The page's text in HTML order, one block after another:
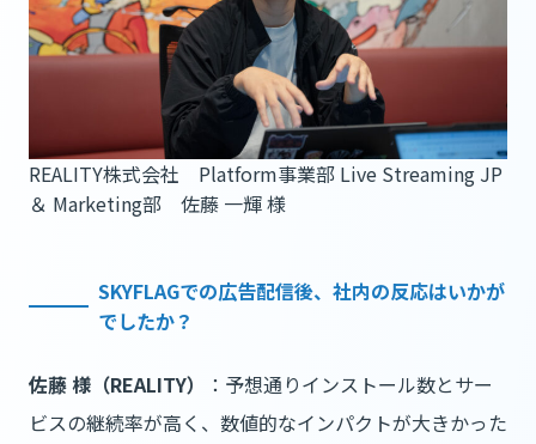
REALITY株式会社 Platform事業部 Live Streaming JP
＆ Marketing部 佐藤 一輝 様
SKYFLAGでの広告配信後、社内の反応はいかが
でしたか？
佐藤 様（REALITY）
：予想通りインストール数とサー
ビスの継続率が高く、数値的なインパクトが大きかった